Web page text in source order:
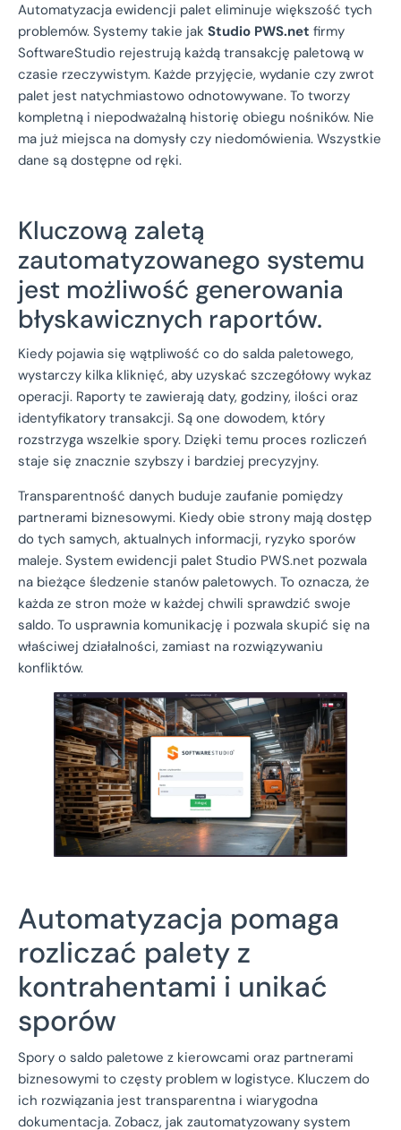
Automatyzacja ewidencji palet eliminuje większość tych
problemów. Systemy takie jak Studio PWS.net firmy
SoftwareStudio rejestrują każdą transakcję paletową w
czasie rzeczywistym. Każde przyjęcie, wydanie czy zwrot
palet jest natychmiastowo odnotowywane. To tworzy
kompletną i niepodważalną historię obiegu nośników. Nie
ma już miejsca na domysły czy niedomówienia. Wszystkie
dane są dostępne od ręki.
Kluczową zaletą
zautomatyzowanego systemu
jest możliwość generowania
błyskawicznych raportów.
Kiedy pojawia się wątpliwość co do salda paletowego,
wystarczy kilka kliknięć, aby uzyskać szczegółowy wykaz
operacji. Raporty te zawierają daty, godziny, ilości oraz
identyfikatory transakcji. Są one dowodem, który
rozstrzyga wszelkie spory. Dzięki temu proces rozliczeń
staje się znacznie szybszy i bardziej precyzyjny.
Transparentność danych buduje zaufanie pomiędzy
partnerami biznesowymi. Kiedy obie strony mają dostęp
do tych samych, aktualnych informacji, ryzyko sporów
maleje. System ewidencji palet Studio PWS.net pozwala
na bieżące śledzenie stanów paletowych. To oznacza, że
każda ze stron może w każdej chwili sprawdzić swoje
saldo. To usprawnia komunikację i pozwala skupić się na
właściwej działalności, zamiast na rozwiązywaniu
konfliktów.
Automatyzacja pomaga
rozliczać palety z
kontrahentami i unikać
sporów
Spory o saldo paletowe z kierowcami oraz partnerami
biznesowymi to częsty problem w logistyce. Kluczem do
ich rozwiązania jest transparentna i wiarygodna
dokumentacja. Zobacz, jak zautomatyzowany system